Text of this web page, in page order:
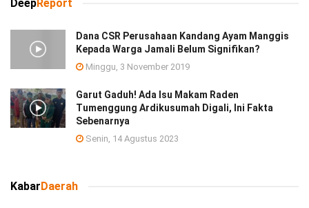
DeepReport
Dana CSR Perusahaan Kandang Ayam Manggis
Kepada Warga Jamali Belum Signifikan?
Minggu, 3 November 2019
Garut Gaduh! Ada Isu Makam Raden
Tumenggung Ardikusumah Digali, Ini Fakta
Sebenarnya
Senin, 14 Agustus 2023
KabarDaerah